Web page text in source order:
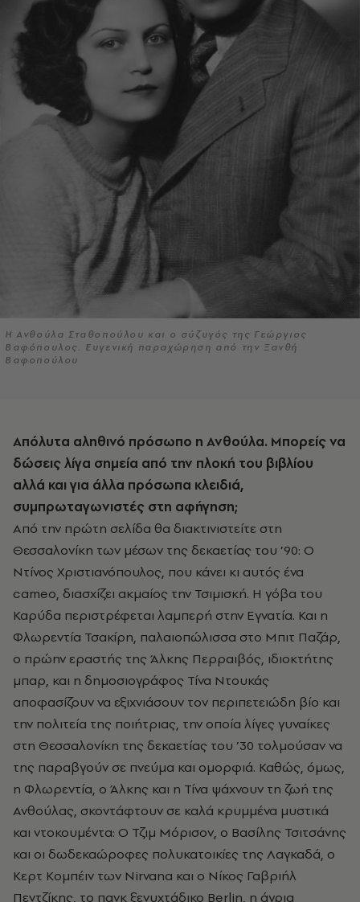
Η Ανθούλα Σταθοπούλου και ο σύζυγός της Γεώργιος
Βαφόπουλος. Ευγενική παραχώρηση από την Ξανθή
Βαφοπούλου
Απόλυτα αληθινό πρόσωπο η Ανθούλα. Μπορείς να
δώσεις λίγα σημεία από την πλοκή του βιβλίου
αλλά και για άλλα πρόσωπα κλειδιά,
συμπρωταγωνιστές στη αφήγηση;
Από την πρώτη σελίδα θα διακτινιστείτε στη
Θεσσαλονίκη των μέσων της δεκαετίας του ’90: Ο
Ντίνος Χριστιανόπουλος, που κάνει κι αυτός ένα
cameo, διασχίζει ακμαίος την Τσιμισκή. Η γόβα του
Καρύδα περιστρέφεται λαμπερή στην Εγνατία. Και η
Φλωρεντία Τσακίρη, παλαιοπώλισσα στο Μπιτ Παζάρ,
ο πρώην εραστής της Άλκης Περραιβός, ιδιοκτήτης
μπαρ, και η δημοσιογράφος Τίνα Ντουκάς
αποφασίζουν να εξιχνιάσουν τον περιπετειώδη βίο και
την πολιτεία της ποιήτριας, την οποία λίγες γυναίκες
στη Θεσσαλονίκη της δεκαετίας του ’30 τολμούσαν να
της παραβγούν σε πνεύμα και ομορφιά. Καθώς, όμως,
η Φλωρεντία, ο Άλκης και η Τίνα ψάχνουν τη ζωή της
Ανθούλας, σκοντάφτουν σε καλά κρυμμένα μυστικά
και ντοκουμέντα: Ο Τζιμ Μόρισον, ο Βασίλης Τσιτσάνης
και οι δωδεκαώροφες πολυκατοικίες της Λαγκαδά, ο
Κερτ Κομπέιν των Nirvana και ο Νίκος Γαβριήλ
Πεντζίκης, το πανκ ξενυχτάδικο Berlin, η άγρια